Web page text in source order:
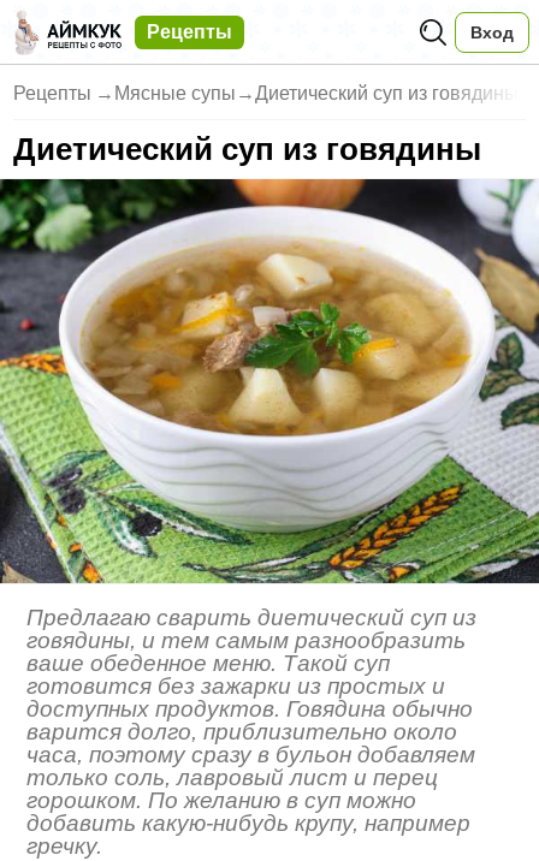
Рецепты Вход
Рецепты → Мясные супы →Диетический суп из говядины
Диетический суп из говядины
Предлагаю сварить диетический суп из
говядины, и тем самым разнообразить
ваше обеденное меню. Такой суп
готовится без зажарки из простых и
доступных продуктов. Говядина обычно
варится долго, приблизительно около
часа, поэтому сразу в бульон добавляем
только соль, лавровый лист и перец
горошком. По желанию в суп можно
добавить какую-нибудь крупу, например
гречку.